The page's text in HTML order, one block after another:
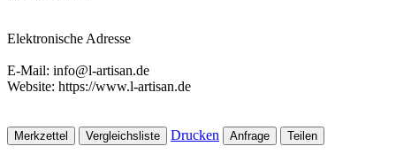
Elektronische Adresse
E-Mail: info@l-artisan.de
Website: https://www.l-artisan.de
Merkzettel Vergleichsliste Drucken Anfrage Teilen